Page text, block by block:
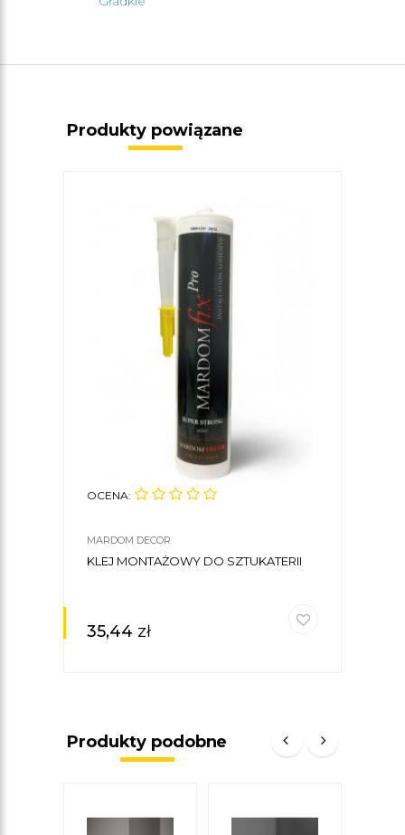
Produkty powiązane
OCENA:
MARDOM DECOR
KLEJ MONTAŻOWY DO SZTUKATERII
35,44 zł
Produkty podobne